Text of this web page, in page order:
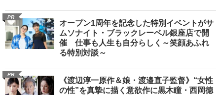
PR
オープン1周年を記念した特別イベントがサ
ムソナイト・ブラックレーベル銀座店で開
催 仕事も人生も自分らしく～笑顔あふれ
る特別対談～
PR
《渡辺淳一原作＆娘・渡邉直子監督》“女性
の性”を真摯に描く意欲作に黒木瞳・西岡德